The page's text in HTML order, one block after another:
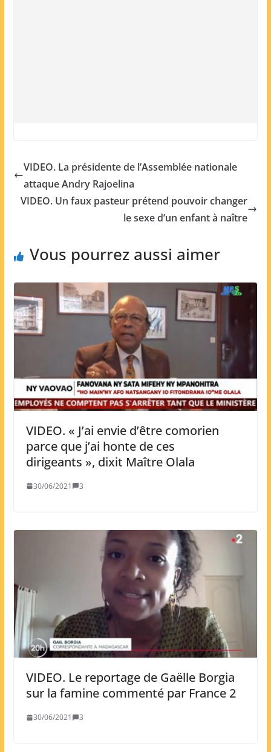
VIDEO. La présidente de l’Assemblée nationale
attaque Andry Rajoelina
VIDEO. Un faux pasteur prétend pouvoir changer
le sexe d’un enfant à naître
Vous pourrez aussi aimer
VIDEO. « J’ai envie d’être comorien
parce que j’ai honte de ces
dirigeants », dixit Maître Olala
30/06/2021 3
VIDEO. Le reportage de Gaëlle Borgia
sur la famine commenté par France 2
30/06/2021 3